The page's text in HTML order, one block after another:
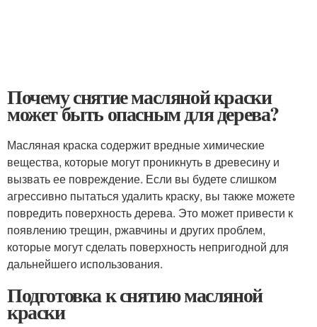
Почему снятие масляной краски
может быть опасным для дерева?
Масляная краска содержит вредные химические
вещества, которые могут проникнуть в древесину и
вызвать ее повреждение. Если вы будете слишком
агрессивно пытаться удалить краску, вы также можете
повредить поверхность дерева. Это может привести к
появлению трещин, ржавчины и других проблем,
которые могут сделать поверхность непригодной для
дальнейшего использования.
Подготовка к снятию масляной
краски